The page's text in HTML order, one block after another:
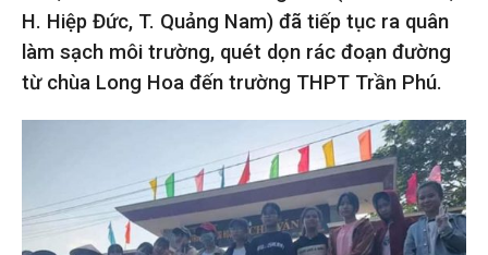
H. Hiệp Đức, T. Quảng Nam) đã tiếp tục ra quân
làm sạch môi trường, quét dọn rác đoạn đường
từ chùa Long Hoa đến trường THPT Trần Phú.